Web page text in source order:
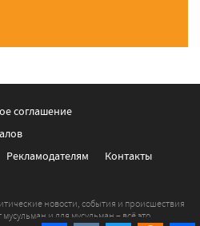
соглашение
Рекламодателям Контакты
новости, события и происшествия
и для мусульман – всё это